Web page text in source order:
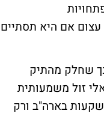
עצום אם היא תסתיים
שחלק מהתיק
זול משמעותית
שלנו מופנים להשקעות בארה"ב ורק